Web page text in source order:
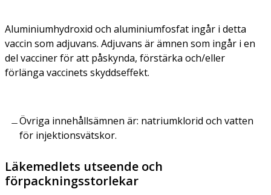
Aluminiumhydroxid och aluminiumfosfat ingår i detta
vaccin som adjuvans. Adjuvans är ämnen som ingår i en
del vacciner för att påskynda, förstärka och/eller
förlänga vaccinets skyddseffekt.
Övriga innehållsämnen är: natriumklorid och vatten
för injektionsvätskor.
Läkemedlets utseende och
förpackningsstorlekar